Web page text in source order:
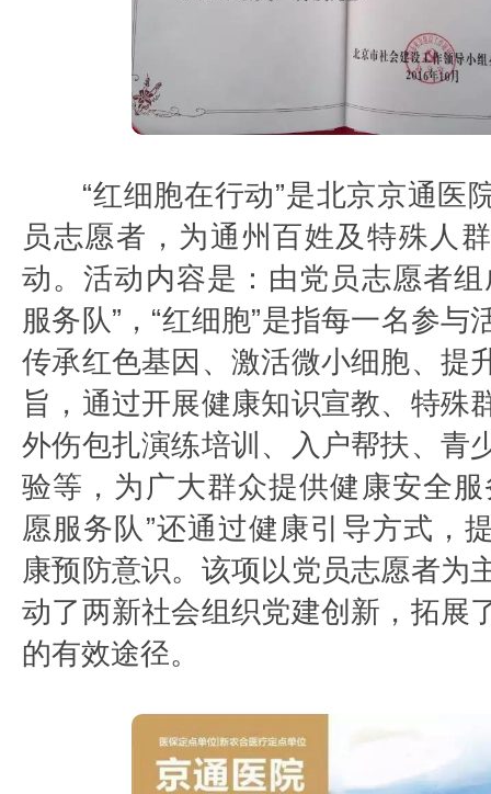
“红细胞在行动”是北京京通医
员志愿者，为通州百姓及特殊人
动。活动内容是：由党员志愿者组
服务队”，“红细胞”是指每一名参与
传承红色基因、激活微小细胞、提
旨，通过开展健康知识宣教、特殊
外伤包扎演练培训、入户帮扶、青
验等，为广大群众提供健康安全服
愿服务队”还通过健康引导方式，
康预防意识。该项以党员志愿者为
动了两新社会组织党建创新，拓展
的有效途径。